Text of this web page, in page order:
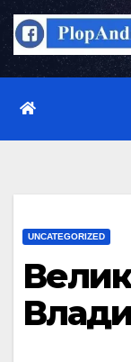
UNCATEGORIZED